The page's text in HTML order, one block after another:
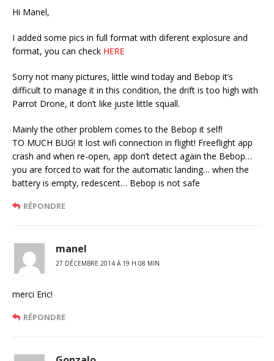
Hi Manel,
I added some pics in full format with diferent explosure and
format, you can check HERE
Sorry not many pictures, little wind today and Bebop it’s
difficult to manage it in this condition, the drift is too high with
Parrot Drone, it don’t like juste little squall.
Mainly the other problem comes to the Bebop it self!
TO MUCH BUG! It lost wifi connection in flight! Freeflight app
crash and when re-open, app don’t detect again the Bebop…
you are forced to wait for the automatic landing… when the
battery is empty, redescent… Bebop is not safe
RÉPONDRE
manel
27 DÉCEMBRE 2014 À 19 H 08 MIN
merci Eric!
RÉPONDRE